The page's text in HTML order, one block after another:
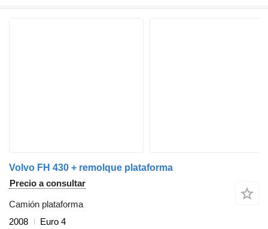
Volvo FH 430 + remolque plataforma
Precio a consultar
Camión plataforma
2008
Euro 4